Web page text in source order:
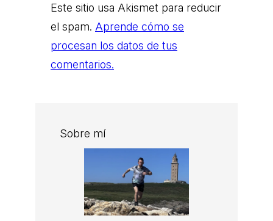
Este sitio usa Akismet para reducir
el spam. Aprende cómo se
procesan los datos de tus
comentarios.
Sobre mí